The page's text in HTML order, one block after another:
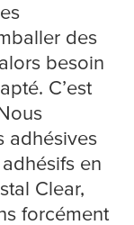
des
besoin
C’est
adhésives
en
Clear,
forcément